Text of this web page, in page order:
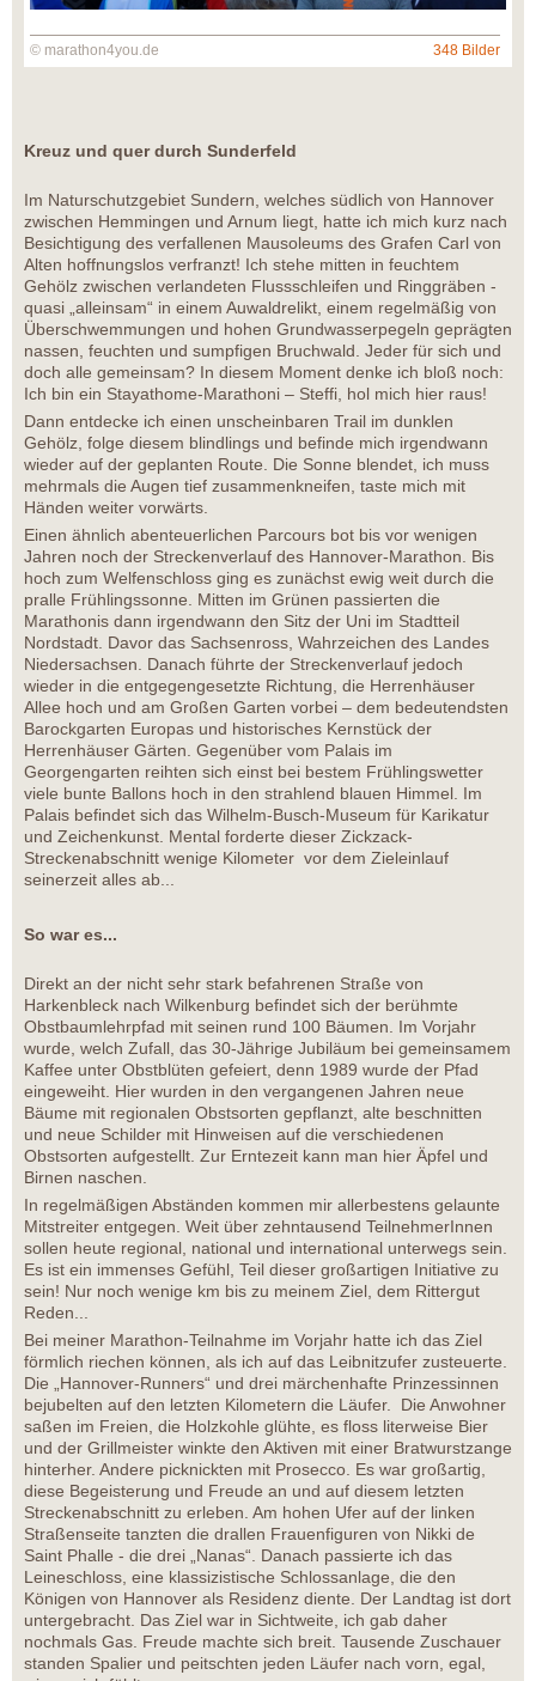
© marathon4you.de 348 Bilder
Kreuz und quer durch Sunderfeld
Im Naturschutzgebiet Sundern, welches südlich von Hannover
zwischen Hemmingen und Arnum liegt, hatte ich mich kurz nach
Besichtigung des verfallenen Mausoleums des Grafen Carl von
Alten hoffnungslos verfranzt! Ich stehe mitten in feuchtem
Gehölz zwischen verlandeten Flussschleifen und Ringgräben -
quasi „alleinsam“ in einem Auwaldrelikt, einem regelmäßig von
Überschwemmungen und hohen Grundwasserpegeln geprägten
nassen, feuchten und sumpfigen Bruchwald. Jeder für sich und
doch alle gemeinsam? In diesem Moment denke ich bloß noch:
Ich bin ein Stayathome-Marathoni – Steffi, hol mich hier raus!
Dann entdecke ich einen unscheinbaren Trail im dunklen
Gehölz, folge diesem blindlings und befinde mich irgendwann
wieder auf der geplanten Route. Die Sonne blendet, ich muss
mehrmals die Augen tief zusammenkneifen, taste mich mit
Händen weiter vorwärts.
Einen ähnlich abenteuerlichen Parcours bot bis vor wenigen
Jahren noch der Streckenverlauf des Hannover-Marathon. Bis
hoch zum Welfenschloss ging es zunächst ewig weit durch die
pralle Frühlingssonne. Mitten im Grünen passierten die
Marathonis dann irgendwann den Sitz der Uni im Stadtteil
Nordstadt. Davor das Sachsenross, Wahrzeichen des Landes
Niedersachsen. Danach führte der Streckenverlauf jedoch
wieder in die entgegengesetzte Richtung, die Herrenhäuser
Allee hoch und am Großen Garten vorbei – dem bedeutendsten
Barockgarten Europas und historisches Kernstück der
Herrenhäuser Gärten. Gegenüber vom Palais im
Georgengarten reihten sich einst bei bestem Frühlingswetter
viele bunte Ballons hoch in den strahlend blauen Himmel. Im
Palais befindet sich das Wilhelm-Busch-Museum für Karikatur
und Zeichenkunst. Mental forderte dieser Zickzack-
Streckenabschnitt wenige Kilometer vor dem Zieleinlauf
seinerzeit alles ab...
So war es...
Direkt an der nicht sehr stark befahrenen Straße von
Harkenbleck nach Wilkenburg befindet sich der berühmte
Obstbaumlehrpfad mit seinen rund 100 Bäumen. Im Vorjahr
wurde, welch Zufall, das 30-Jährige Jubiläum bei gemeinsamem
Kaffee unter Obstblüten gefeiert, denn 1989 wurde der Pfad
eingeweiht. Hier wurden in den vergangenen Jahren neue
Bäume mit regionalen Obstsorten gepflanzt, alte beschnitten
und neue Schilder mit Hinweisen auf die verschiedenen
Obstsorten aufgestellt. Zur Erntezeit kann man hier Äpfel und
Birnen naschen.
In regelmäßigen Abständen kommen mir allerbestens gelaunte
Mitstreiter entgegen. Weit über zehntausend TeilnehmerInnen
sollen heute regional, national und international unterwegs sein.
Es ist ein immenses Gefühl, Teil dieser großartigen Initiative zu
sein! Nur noch wenige km bis zu meinem Ziel, dem Rittergut
Reden...
Bei meiner Marathon-Teilnahme im Vorjahr hatte ich das Ziel
förmlich riechen können, als ich auf das Leibnitzufer zusteuerte.
Die „Hannover-Runners“ und drei märchenhafte Prinzessinnen
bejubelten auf den letzten Kilometern die Läufer. Die Anwohner
saßen im Freien, die Holzkohle glühte, es floss literweise Bier
und der Grillmeister winkte den Aktiven mit einer Bratwurstzange
hinterher. Andere picknickten mit Prosecco. Es war großartig,
diese Begeisterung und Freude an und auf diesem letzten
Streckenabschnitt zu erleben. Am hohen Ufer auf der linken
Straßenseite tanzten die drallen Frauenfiguren von Nikki de
Saint Phalle - die drei „Nanas“. Danach passierte ich das
Leineschloss, eine klassizistische Schlossanlage, die den
Königen von Hannover als Residenz diente. Der Landtag ist dort
untergebracht. Das Ziel war in Sichtweite, ich gab daher
nochmals Gas. Freude machte sich breit. Tausende Zuschauer
standen Spalier und peitschten jeden Läufer nach vorn, egal,